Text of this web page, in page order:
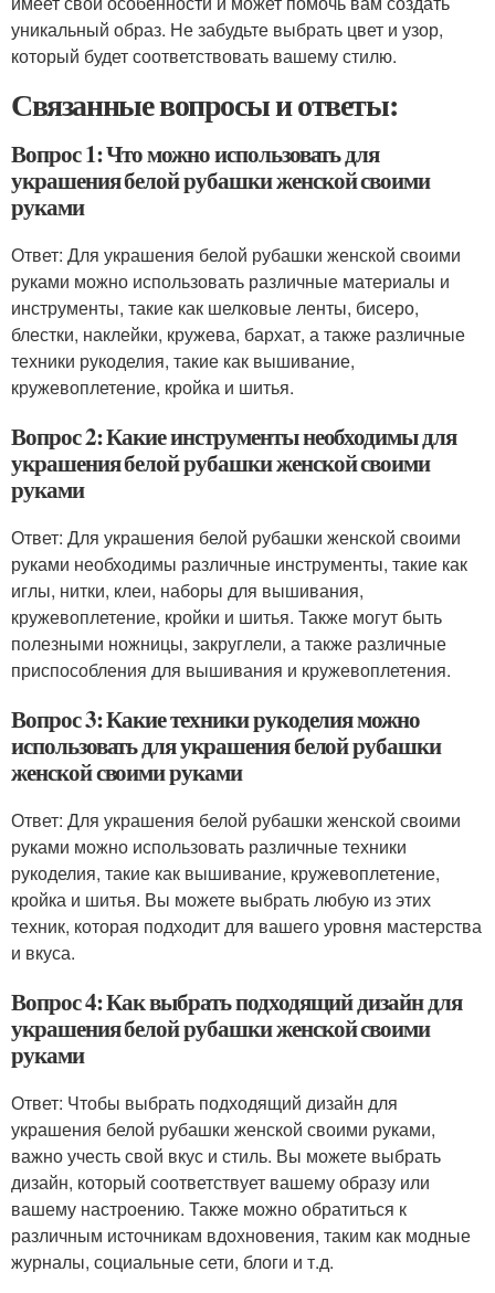
уникальный образ. Не забудьте выбрать цвет и узор,
который будет соответствовать вашему стилю.
Связанные вопросы и ответы:
Вопрос 1: Что можно использовать для
украшения белой рубашки женской своими
руками
Ответ: Для украшения белой рубашки женской своими
руками можно использовать различные материалы и
инструменты, такие как шелковые ленты, бисеро,
блестки, наклейки, кружева, бархат, а также различные
техники рукоделия, такие как вышивание,
кружевоплетение, кройка и шитья.
Вопрос 2: Какие инструменты необходимы для
украшения белой рубашки женской своими
руками
Ответ: Для украшения белой рубашки женской своими
руками необходимы различные инструменты, такие как
иглы, нитки, клеи, наборы для вышивания,
кружевоплетение, кройки и шитья. Также могут быть
полезными ножницы, закруглели, а также различные
приспособления для вышивания и кружевоплетения.
Вопрос 3: Какие техники рукоделия можно
использовать для украшения белой рубашки
женской своими руками
Ответ: Для украшения белой рубашки женской своими
руками можно использовать различные техники
рукоделия, такие как вышивание, кружевоплетение,
кройка и шитья. Вы можете выбрать любую из этих
техник, которая подходит для вашего уровня мастерства
и вкуса.
Вопрос 4: Как выбрать подходящий дизайн для
украшения белой рубашки женской своими
руками
Ответ: Чтобы выбрать подходящий дизайн для
украшения белой рубашки женской своими руками,
важно учесть свой вкус и стиль. Вы можете выбрать
дизайн, который соответствует вашему образу или
вашему настроению. Также можно обратиться к
различным источникам вдохновения, таким как модные
журналы, социальные сети, блоги и т.д.